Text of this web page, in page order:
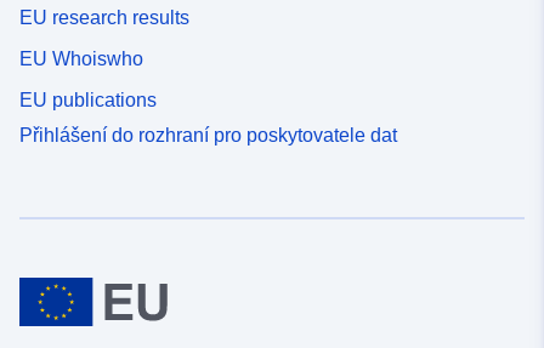
EU research results
EU Whoiswho
EU publications
Přihlášení do rozhraní pro poskytovatele dat